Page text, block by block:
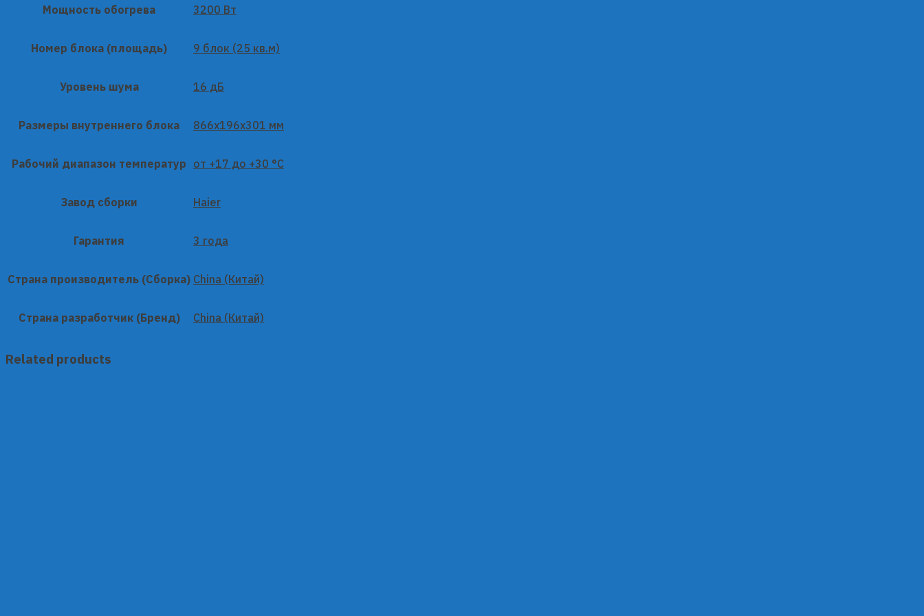
Мощность обогрева 3200 Вт
Номер блока (площадь) 9 блок (25 кв.м)
Уровень шума 16 дБ
Размеры внутреннего блока 866x196x301 мм
Рабочий диапазон температур от +17 до +30 °C
Завод сборки Haier
Гарантия 3 года
Страна производитель (Сборка) China (Китай)
Страна разработчик (Бренд) China (Китай)
Related products